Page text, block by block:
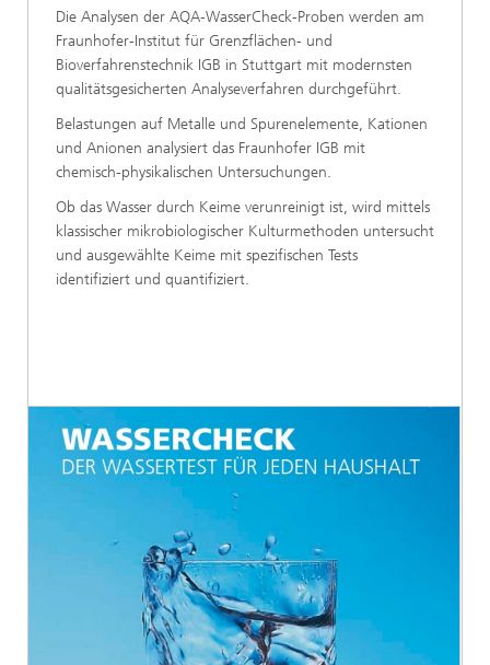
Die Analysen der AQA-WasserCheck-Proben werden am
Fraunhofer-Institut für Grenzflächen- und
Bioverfahrenstechnik IGB in Stuttgart mit modernsten
qualitätsgesicherten Analyseverfahren durchgeführt.
Belastungen auf Metalle und Spurenelemente, Kationen
und Anionen analysiert das Fraunhofer IGB mit
chemisch-physikalischen Untersuchungen.
Ob das Wasser durch Keime verunreinigt ist, wird mittels
klassischer mikrobiologischer Kulturmethoden untersucht
und ausgewählte Keime mit spezifischen Tests
identifiziert und quantifiziert.